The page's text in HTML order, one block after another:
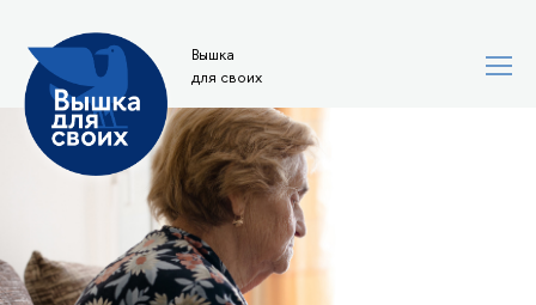
Вышка
для своих